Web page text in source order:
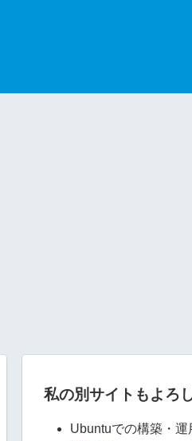
私の別サイトもよろ
Ubuntuでの構築・運